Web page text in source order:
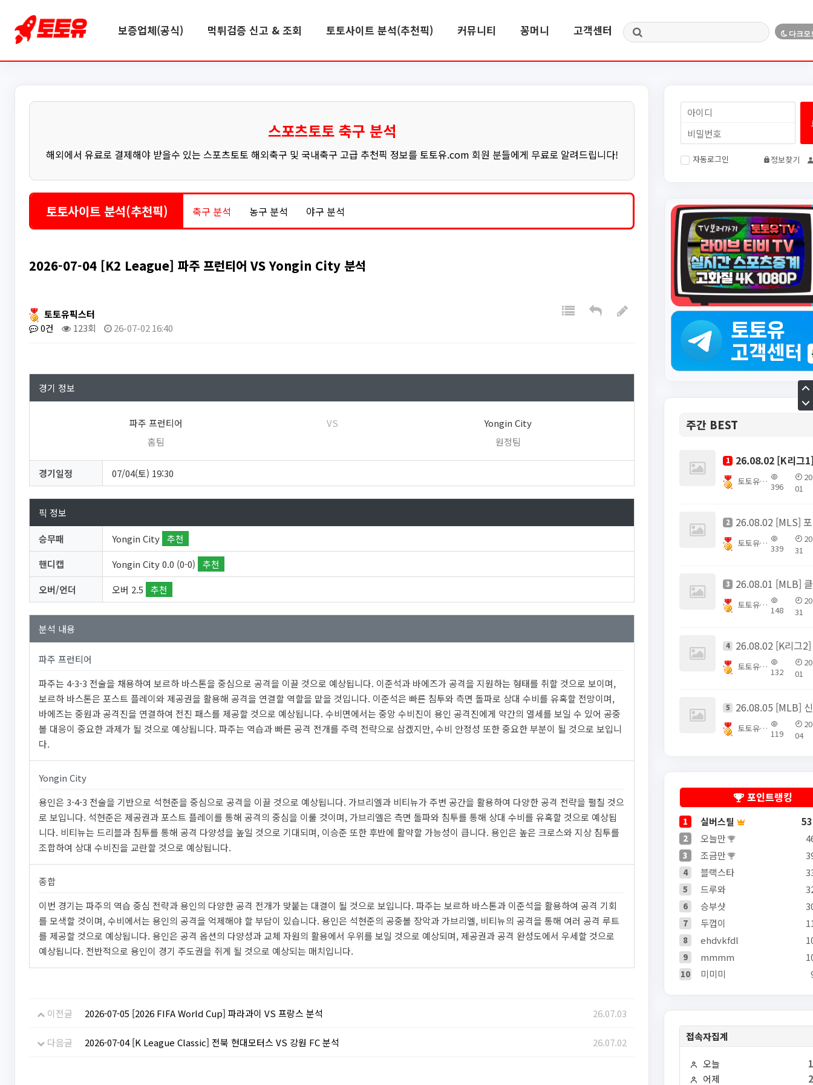
보증업체(공식) 먹튀검증 신고 & 조회 토토사이트 분석(추천픽) 커뮤니티 꽁머니 고객센터
스포츠토토 축구 분석
해외에서 유료로 결제해야 받을수 있는 스포츠토토 해외축구 및 국내축구 고급 추천픽 정보를 토토유.com 회원 분들에게 무료로 알려드립니다!
토토사이트 분석(추천픽) 축구 분석 농구 분석 야구 분석
2026-07-04 [K2 League] 파주 프런티어 VS Yongin City 분석
토토유픽스터
0건
123회 26-07-02 16:40
경기 정보
파주 프런티어 VS
Yongin City
홈팀
원정팀
경기일정 07/04(토) 19:30
픽 정보
승무패 Yongin City 추천
핸디캡
Yongin City 0.0 (0-0)
추천
오버/언더
오버 2.5 추천
분석 내용
파주 프런티어
파주는 4-3-3 전술을 채용하여 보르하 바스톤을 중심으로 공격을 이끌 것으로 예상됩니다. 이준석과 바에즈가 공격을 지원하는 형태를 취할 것으로 보이며,
보르하 바스톤은 포스트 플레이와 제공권을 활용해 공격을 연결할 역할을 맡을 것입니다. 이준석은 빠른 침투와 측면 돌파로 상대 수비를 유혹할 전망이며,
바에즈는 중원과 공격진을 연결하여 전진 패스를 제공할 것으로 예상됩니다. 수비면에서는 중앙 수비진이 용인 공격진에게 약간의 열세를 보일 수 있어 공중
볼 대응이 중요한 과제가 될 것으로 예상됩니다. 파주는 역습과 빠른 공격 전개를 주력 전략으로 삼겠지만, 수비 안정성 또한 중요한 부분이 될 것으로 보입니
다.
Yongin City
용인은 3-4-3 전술을 기반으로 석현준을 중심으로 공격을 이끌 것으로 예상됩니다. 가브리엘과 비티뉴가 주변 공간을 활용하여 다양한 공격 전략을 펼칠 것으
로 보입니다. 석현준은 제공권과 포스트 플레이를 통해 공격의 중심을 이룰 것이며, 가브리엘은 측면 돌파와 침투를 통해 상대 수비를 유혹할 것으로 예상됩
니다. 비티뉴는 드리블과 침투를 통해 공격 다양성을 높일 것으로 기대되며, 이승준 또한 후반에 활약할 가능성이 큽니다. 용인은 높은 크로스와 지상 침투를
조합하여 상대 수비진을 교란할 것으로 예상됩니다.
종합
이번 경기는 파주의 역습 중심 전략과 용인의 다양한 공격 전개가 맞붙는 대결이 될 것으로 보입니다. 파주는 보르하 바스톤과 이준석을 활용하여 공격 기회
를 모색할 것이며, 수비에서는 용인의 공격을 억제해야 할 부담이 있습니다. 용인은 석현준의 공중볼 장악과 가브리엘, 비티뉴의 공격을 통해 여러 공격 루트
를 제공할 것으로 예상됩니다. 용인은 공격 옵션의 다양성과 교체 자원의 활용에서 우위를 보일 것으로 예상되며, 제공권과 공격 완성도에서 우세할 것으로
예상됩니다. 전반적으로 용인이 경기 주도권을 쥐게 될 것으로 예상되는 매치입니다.
이전글 2026-07-05 [2026 FIFA World Cup] 파라과이 VS 프랑스 분석 26.07.03
다음글 2026-07-04 [K League Classic] 전북 현대모터스 VS 강원 FC 분석 26.07.02
자동로그인 정보찾기
주간 BEST
1
토토유픽스터 396
01
2
토토유픽스터 339
31
3
토토유픽스터 148
31
4
토토유픽스터 132
01
5
토토유픽스터 119
04
포인트랭킹
1 실버스틸
2 오늘만
3 조금만
4 블랙스타
5 드루와
6 승부샷
7 두껍이
8 ehdvkfdl
9 mmmm
10 미미미
접속자집계
오늘
어제